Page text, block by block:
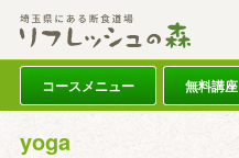
コースメニュー 無料講座
yoga